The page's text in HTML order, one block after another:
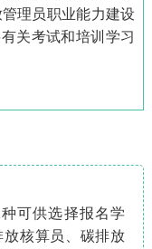
理员职业能力建设
关考试和培训学习
可供选择报名学
核算员、碳排放